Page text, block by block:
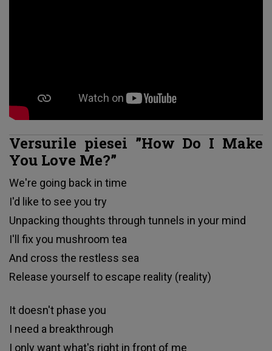
Versurile piesei ”How Do I Make
You Love Me?”
We're going back in time
I'd like to see you try
Unpacking thoughts through tunnels in your mind
I'll fix you mushroom tea
And cross the restless sea
Release yourself to escape reality (reality)
It doesn't phase you
I need a breakthrough
I only want what's right in front of me